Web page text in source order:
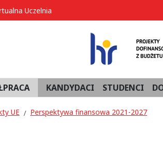
Uczelnia
KANDYDACI STUDENCI
UE
Perspektywa finansowa 2021-2027